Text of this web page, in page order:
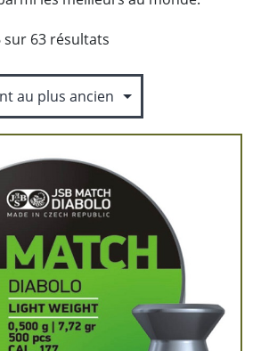
sur 63 résultats
au
ancien